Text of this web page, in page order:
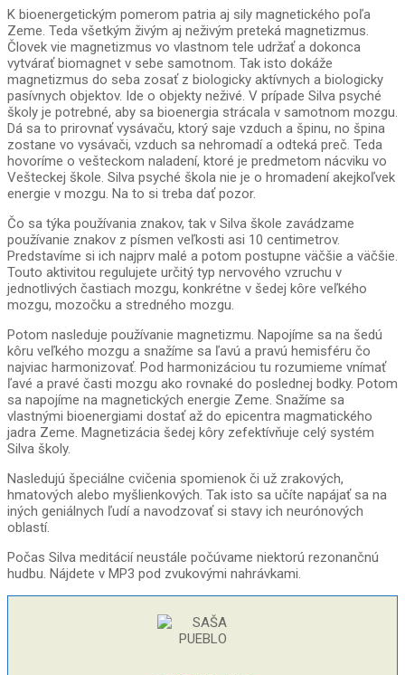
K bioenergetickým pomerom patria aj sily magnetického poľa
Zeme. Teda všetkým živým aj neživým preteká magnetizmus.
Človek vie magnetizmus vo vlastnom tele udržať a dokonca
vytvárať biomagnet v sebe samotnom. Tak isto dokáže
magnetizmus do seba zosať z biologicky aktívnych a biologicky
pasívnych objektov. Ide o objekty neživé. V prípade Silva psyché
školy je potrebné, aby sa bioenergia strácala v samotnom mozgu.
Dá sa to prirovnať vysávaču, ktorý saje vzduch a špinu, no špina
zostane vo vysávači, vzduch sa nehromadí a odteká preč. Teda
hovoríme o vešteckom naladení, ktoré je predmetom nácviku vo
Vešteckej škole. Silva psyché škola nie je o hromadení akejkoľvek
energie v mozgu. Na to si treba dať pozor.
Čo sa týka používania znakov, tak v Silva škole zavádzame
používanie znakov z písmen veľkosti asi 10 centimetrov.
Predstavíme si ich najprv malé a potom postupne väčšie a väčšie.
Touto aktivitou regulujete určitý typ nervového vzruchu v
jednotlivých častiach mozgu, konkrétne v šedej kôre veľkého
mozgu, mozočku a stredného mozgu.
Potom nasleduje používanie magnetizmu. Napojíme sa na šedú
kôru veľkého mozgu a snažíme sa ľavú a pravú hemisféru čo
najviac harmonizovať. Pod harmonizáciou tu rozumieme vnímať
ľavé a pravé časti mozgu ako rovnaké do poslednej bodky. Potom
sa napojíme na magnetických energie Zeme. Snažíme sa
vlastnými bioenergiami dostať až do epicentra magmatického
jadra Zeme. Magnetizácia šedej kôry zefektívňuje celý systém
Silva školy.
Nasledujú špeciálne cvičenia spomienok či už zrakových,
hmatových alebo myšlienkových. Tak isto sa učíte napájať sa na
iných geniálnych ľudí a navodzovať si stavy ich neurónových
oblastí.
Počas Silva meditácií neustále počúvame niektorú rezonančnú
hudbu. Nájdete v MP3 pod zvukovými nahrávkami.